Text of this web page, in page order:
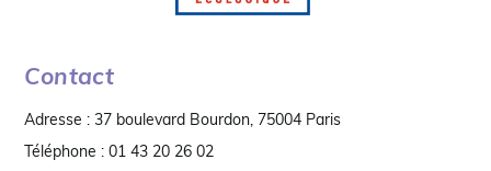
Contact
Adresse : 37 boulevard Bourdon, 75004 Paris
Téléphone : 01 43 20 26 02